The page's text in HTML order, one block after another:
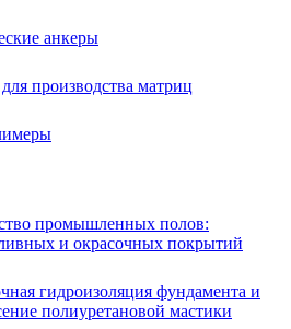
анкеры
производства матриц
промышленных полов:
и окрасочных покрытий
гидроизоляция фундамента и
полиуретановой мастики